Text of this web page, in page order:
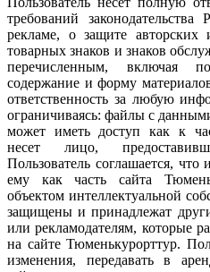
требований
рекламе, о защите
товарных знаков и знаков
перечисленным, включая
содержание и форму
ответственность за любую
ограничиваясь: файлы с
может иметь доступ как к
несет лицо,
Пользователь соглашается,
ему как часть сайта
объектом интеллектуальной
защищены и принадлежат
или рекламодателям, которые
на сайте Тюменькурорттур.
изменения, передавать в